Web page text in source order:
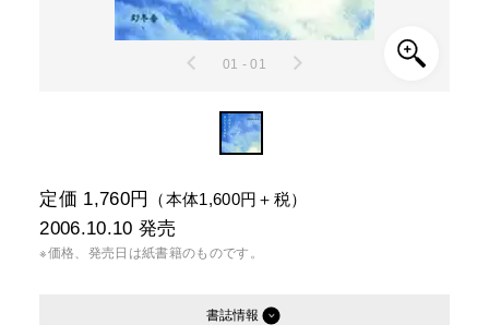
01 - 01
定価 1,760円 （本体1,600円＋税）
2006.10.10 発売
※価格、発売日は紙書籍のものです。
書誌情報